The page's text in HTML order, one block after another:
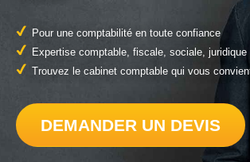
Pour une comptabilité en toute confiance
Expertise comptable, fiscale, sociale, juridique
Trouvez le cabinet comptable qui vous
DEMANDER UN DEVIS